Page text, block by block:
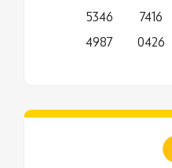
5346
4987
7416
0426